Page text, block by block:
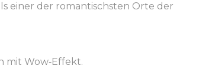
einer der romantischsten Orte der
mit Wow‑Effekt.